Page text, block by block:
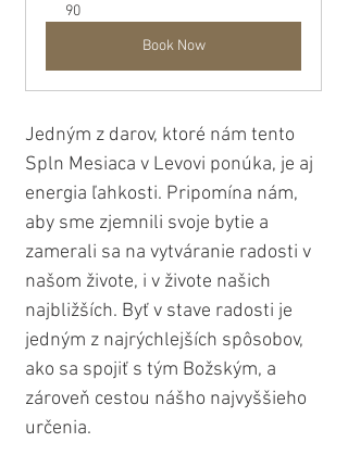
90
Book Now
Jedným z darov, ktoré nám tento
Spln Mesiaca v Levovi ponúka, je aj
energia ľahkosti. Pripomína nám,
aby sme zjemnili svoje bytie a
zamerali sa na vytváranie radosti v
našom živote, i v živote našich
najbližších. Byť v stave radosti je
jedným z najrýchlejších spôsobov,
ako sa spojiť s tým Božským, a
zároveň cestou nášho najvyššieho
určenia.